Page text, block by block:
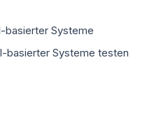
basierter Systeme
basierter Systeme testen